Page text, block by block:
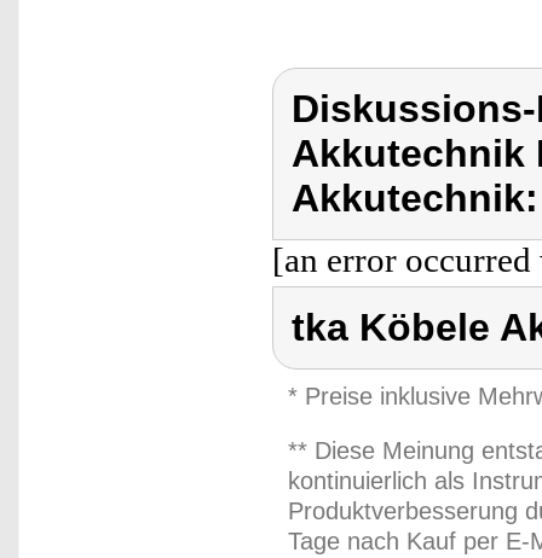
Akkutechnik
Akkutechnik:
[an error
tka Köbele
* Preise inklusive
** Diese Meinung
kontinuierlich als
Produktverbesserung
Tage nach Kauf per E-